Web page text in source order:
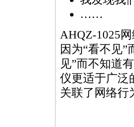
……
AHQZ-1025
因为“看不见
见”而不知道
仪更适于广泛
关联了网络行